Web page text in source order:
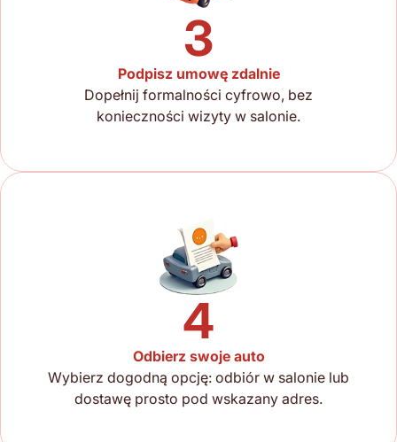
3
Podpisz umowę zdalnie
Dopełnij formalności cyfrowo, bez
konieczności wizyty w salonie.
4
Odbierz swoje auto
Wybierz dogodną opcję: odbiór w salonie lub
dostawę prosto pod wskazany adres.